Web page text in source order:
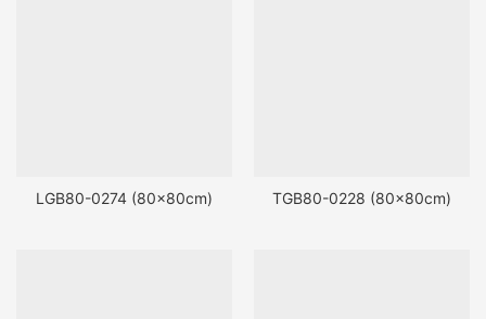
LGB80-0274 (80x80cm) TGB80-0228 (80x80cm)